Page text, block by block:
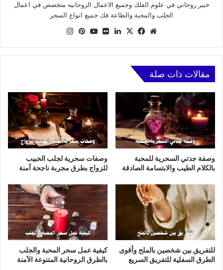
خبير روحاني في علوم الفلك وجميع الاعمال الروحانيه متخصص في اعمال
الجلب والمحبة والطاعة فك جميع انواع السحر
موقعفيسبوك
X لينكدإن
صور
فليكر
يوتيوببينتيريست
مقالات ذات صلة
وصفة جدتي السحرية للمحبة
بالكلام الطيب والابتسامة الصادقة
وصفات سحرية لجلب الحبيب
للزواج بطرق مجربة ناجحة آمنة
للتفريق بين شخصين بالملح وأقوى
الطرق السفلية للتفريق السريع
كيفية عمل سحر المحبة والجلب
بالطرق الروحانية المتنوعة الآمنة